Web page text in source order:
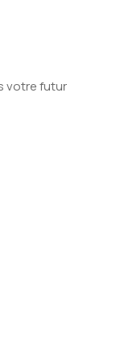
votre futur